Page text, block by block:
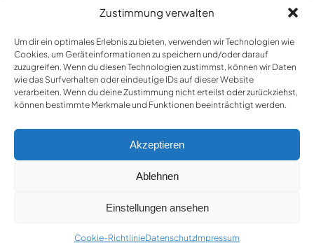
Zustimmung verwalten
Um dir ein optimales Erlebnis zu bieten, verwenden wir Technologien wie
Cookies, um Geräteinformationen zu speichern und/oder darauf
zuzugreifen. Wenn du diesen Technologien zustimmst, können wir Daten
wie das Surfverhalten oder eindeutige IDs auf dieser Website
verarbeiten. Wenn du deine Zustimmung nicht erteilst oder zurückziehst,
können bestimmte Merkmale und Funktionen beeinträchtigt werden.
Akzeptieren
Ablehnen
Einstellungen ansehen
Cookie-RichtlinieDatenschutzImpressum
Cookie-Richtlinie| Webkonzeptwww.onemedien.de